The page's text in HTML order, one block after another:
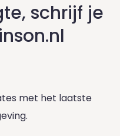
schrijf je
met het laatste